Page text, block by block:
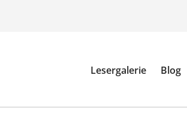
Lesergalerie Blog